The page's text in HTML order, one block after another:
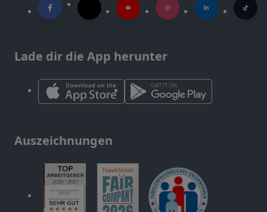
Lade dir die App herunter
Auszeichnungen